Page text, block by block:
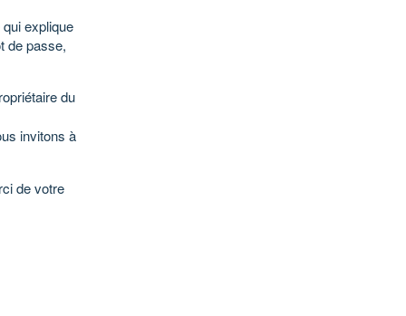
explique
de passe,
du
invitons à
de votre